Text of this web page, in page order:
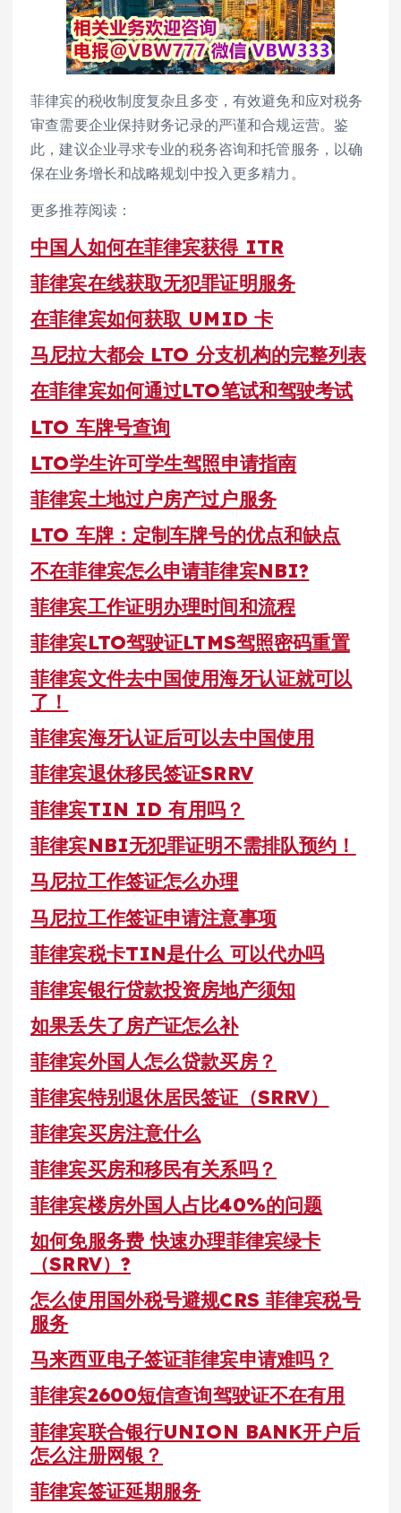
菲律宾的税收制度复杂且多变，有效避免和应对税务
审查需要企业保持财务记录的严谨和合规运营。鉴
此，建议企业寻求专业的税务咨询和托管服务，以确
保在业务增长和战略规划中投入更多精力。
更多推荐阅读：
中国人如何在菲律宾获得 ITR
菲律宾在线获取无犯罪证明服务
在菲律宾如何获取 UMID 卡
马尼拉大都会 LTO 分支机构的完整列表
在菲律宾如何通过LTO笔试和驾驶考试
LTO 车牌号查询
LTO学生许可学生驾照申请指南
菲律宾土地过户房产过户服务
LTO 车牌：定制车牌号的优点和缺点
不在菲律宾怎么申请菲律宾NBI?
菲律宾工作证明办理时间和流程
菲律宾LTO驾驶证LTMS驾照密码重置
菲律宾文件去中国使用海牙认证就可以
了！
菲律宾海牙认证后可以去中国使用
菲律宾退休移民签证SRRV
菲律宾TIN ID 有用吗？
菲律宾NBI无犯罪证明不需排队预约！
马尼拉工作签证怎么办理
马尼拉工作签证申请注意事项
菲律宾税卡TIN是什么 可以代办吗
菲律宾银行贷款投资房地产须知
如果丢失了房产证怎么补
菲律宾外国人怎么贷款买房？
菲律宾特别退休居民签证（SRRV）
菲律宾买房注意什么
菲律宾买房和移民有关系吗？
菲律宾楼房外国人占比40%的问题
如何免服务费 快速办理菲律宾绿卡
（SRRV）?
怎么使用国外税号避规CRS 菲律宾税号
服务
马来西亚电子签证菲律宾申请难吗？
菲律宾2600短信查询驾驶证不在有用
菲律宾联合银行UNION BANK开户后
怎么注册网银？
菲律宾签证延期服务